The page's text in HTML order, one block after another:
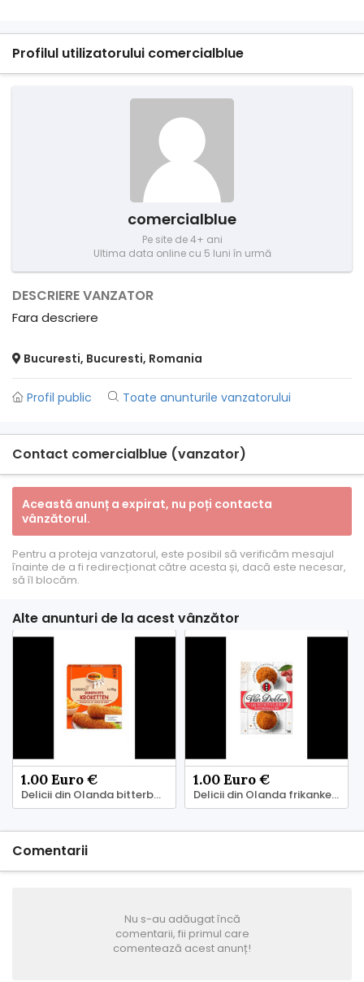
Profilul utilizatorului comercialblue
comercialblue
Pe site de 4+ ani
Ultima data online cu 5 luni în urmă
DESCRIERE VANZATOR
Fara descriere
Bucuresti, Bucuresti, Romania
Profil public Toate anunturile vanzatorului
Contact comercialblue (vanzator)
Această anunț a expirat, nu poți contacta
vânzătorul.
Pentru a proteja vanzatorul, este posibil să verificăm mesajul
înainte de a fi redirecționat către acesta și, dacă este necesar,
să îl blocăm.
Alte anunturi de la acest vânzător
1.00 Euro €
Delicii din Olanda bitterballen, frikandellen
1.00 Euro €
Delicii din Olanda frikankellen, kroketten
Comentarii
Nu s-au adăugat încă
comentarii, fii primul care
comentează acest anunț!